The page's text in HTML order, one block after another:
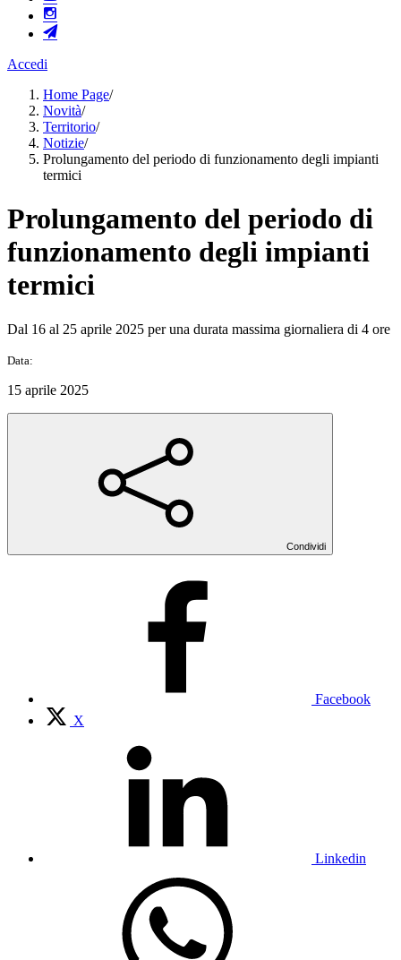
Accedi
Home Page/
Novità/
Territorio/
Notizie/
Prolungamento del periodo di funzionamento degli impianti
termici
Prolungamento del periodo di
funzionamento degli impianti
termici
Dal 16 al 25 aprile 2025 per una durata massima giornaliera di 4 ore
Data:
15 aprile 2025
Condividi
Facebook
X
Linkedin